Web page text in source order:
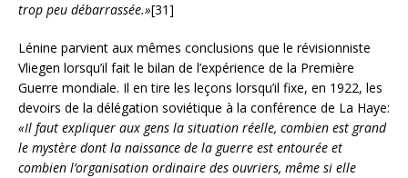
trop peu débarrassée.»[31]
Lénine parvient aux mêmes conclusions que le révisionniste
Vliegen lorsqu’il fait le bilan de l’expérience de la Première
Guerre mondiale. Il en tire les leçons lorsqu’il fixe, en 1922, les
devoirs de la délégation soviétique à la conférence de La Haye:
«Il faut expliquer aux gens la situation réelle, combien est grand
le mystère dont la naissance de la guerre est entourée et
combien l’organisation ordinaire des ouvriers, même si elle